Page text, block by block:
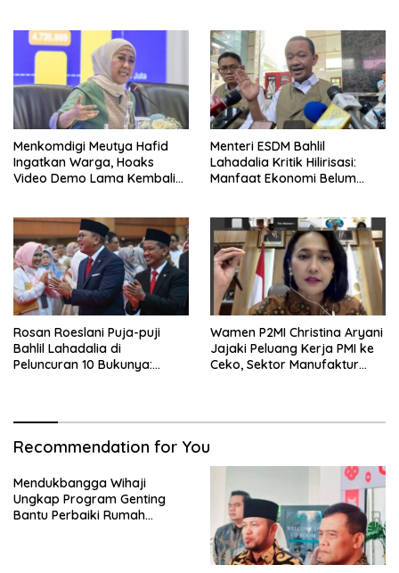
Menkomdigi Meutya Hafid
Ingatkan Warga, Hoaks
Video Demo Lama Kembali
Menteri ESDM Bahlil
Lahadalia Kritik Hilirisasi:
Manfaat Ekonomi Belum
Rosan Roeslani Puja-puji
Bahlil Lahadalia di
Peluncuran 10 Bukunya:
Wamen P2MI Christina Aryani
Jajaki Peluang Kerja PMI ke
Ceko, Sektor Manufaktur
Recommendation for You
Mendukbangga Wihaji
Ungkap Program Genting
Bantu Perbaiki Rumah